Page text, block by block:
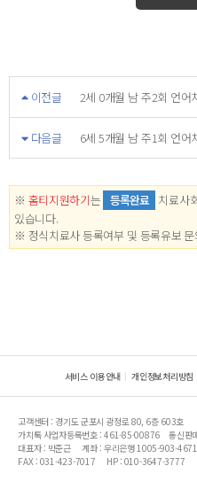
이전글 2세 0개월 남 주2회 언어
다음글 6세 5개월 남 주1회 언어
※ 홈티지원하기는 등록완료 치료사
있습니다.
※ 정식치료사 등록여부 및 등록유보 문
서비스 이용안내 개인정보처리방침
고객센터 : 경기도 군포시 광정로 80, 6층 603호
가치톡 사업자등록번호 : 461-85-00876
통신판
대표자 : 박준근
계좌 : 우리은행 1005-903-
FAX : 031-423-7017
HP : 010-3647-3777